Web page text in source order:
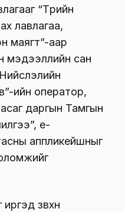
“Төрийн
лавлагаа,
маягт”-аар
мэдээллийн сан
ийн оператор,
даргын Тамгын
e-
аппликейшныг
зөвхөн